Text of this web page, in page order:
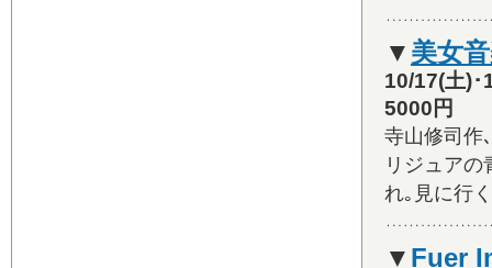
▼ 美女
10/17(土)
5000円
寺山修司作
リジュア
れ｡見に行
▼ Fuer